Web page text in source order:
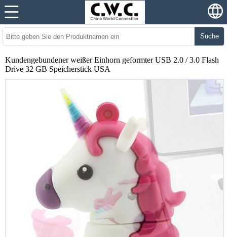
Suche
Kundengebundener weißer Einhorn geformter USB 2.0 / 3.0 Flash
Drive 32 GB Speicherstick USA